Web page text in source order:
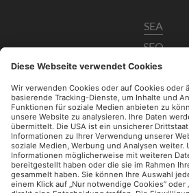
SEA
SEO
Data Analytics
UX / CRO
Paid Social